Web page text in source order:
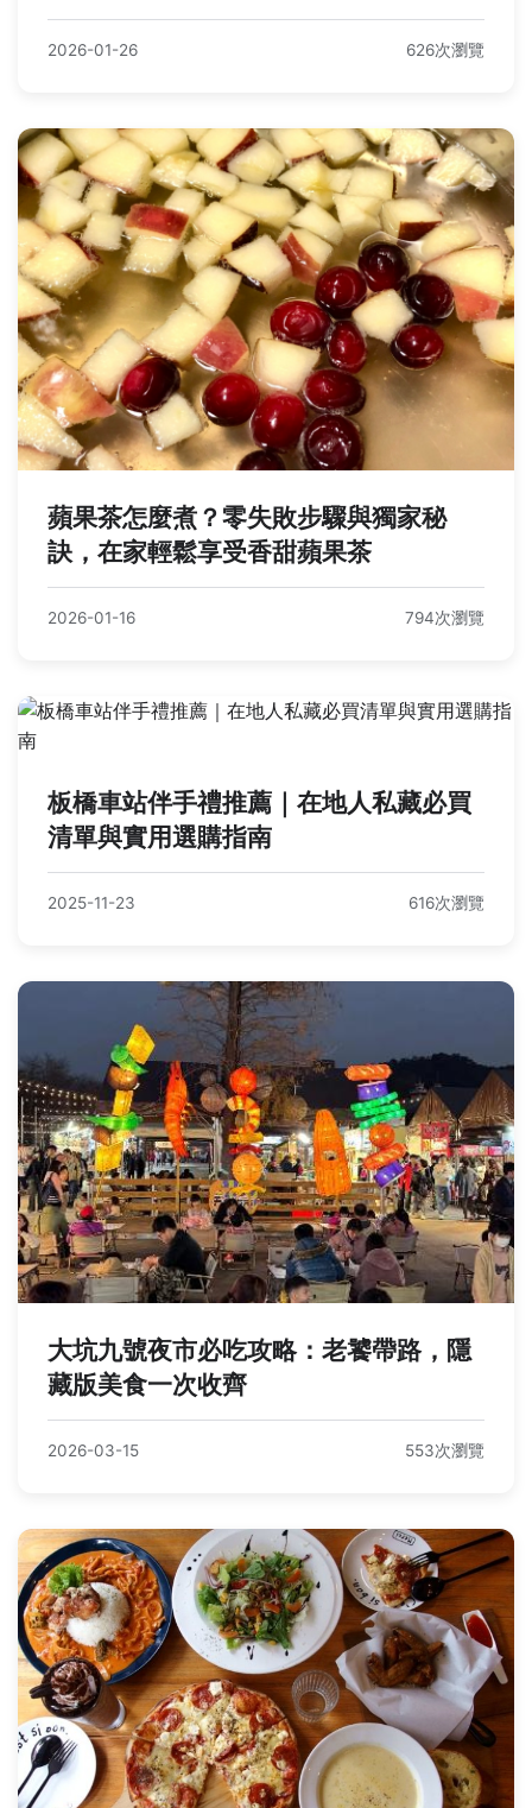
2026-01-26 626次瀏覽
蘋果茶怎麼煮？零失敗步驟與獨家秘
訣，在家輕鬆享受香甜蘋果茶
2026-01-16 794次瀏覽
板橋車站伴手禮推薦｜在地人私藏必買
清單與實用選購指南
2025-11-23 616次瀏覽
大坑九號夜市必吃攻略：老饕帶路，隱
藏版美食一次收齊
2026-03-15 553次瀏覽